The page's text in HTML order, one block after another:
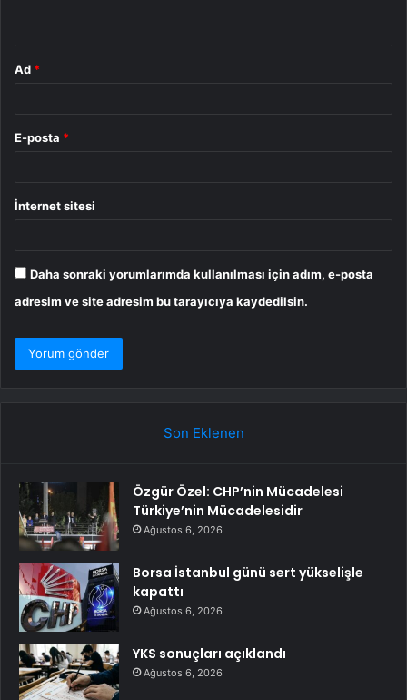
Ad *
E-posta *
İnternet sitesi
Daha sonraki yorumlarımda kullanılması için adım, e-posta
adresim ve site adresim bu tarayıcıya kaydedilsin.
Son Eklenen
Özgür Özel: CHP’nin Mücadelesi
Türkiye’nin Mücadelesidir
Ağustos 6, 2026
Borsa İstanbul günü sert yükselişle
kapattı
Ağustos 6, 2026
YKS sonuçları açıklandı
Ağustos 6, 2026